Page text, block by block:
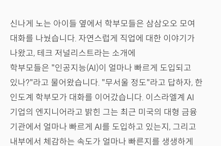
신나게 노는 아이들 옆에서 학부모들은 삼삼오오 모여
대화를 나눴습니다. 자연스럽게 직업에 대한 이야기가
나왔고, 테크 저널리스트라는 소개에
학부모들은 "인공지능(AI)이 얼마나 빠르게 도입되고
있나?"라고 물어왔습니다. "무서울 정도"라고 답하자, 한
인도계 학부모가 대화를 이어갔습니다. 이스라엘계 AI
기업의 엔지니어라고 밝힌 그는 최근 미국의 대형 금융
기관에서 얼마나 빠르게 AI를 도입하고 있는지, 그리고
내부에서 체감하는 속도가 얼마나 빠른지를 생생하게